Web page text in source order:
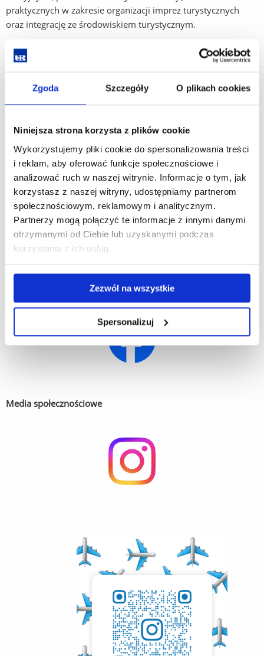
Zgoda Szczegóły O plikach cookies
Niniejsza strona korzysta z plików cookie
Wykorzystujemy pliki cookie do spersonalizowania treści
i reklam, aby oferować funkcje społecznościowe i
analizować ruch w naszej witrynie. Informacje o tym, jak
korzystasz z naszej witryny, udostępniamy partnerom
społecznościowym, reklamowym i analitycznym.
Partnerzy mogą połączyć te informacje z innymi danymi
otrzymanymi od Ciebie lub uzyskanymi podczas
korzystania z ich usług.
Zezwól na wszystkie
Spersonalizuj
praktycznych w zakresie organizacji imprez turystycznych
oraz integrację ze środowiskiem turystycznym.
Czym się zajmujemy?
z przewodnikami, pilotami wycieczek i podróżnikami jak
i popularnonaukowych;
organizacją wyjazdów studyjnych w zakresie turystyki
kulturowej.
Kontakt
Wszystkich zainteresowanych współpracą z Turystycznym
Studenckim Kołem Naukowym „Bez Granic” zapraszamy do
kontaktu.
Grupa dla członków koła
Media społecznościowe